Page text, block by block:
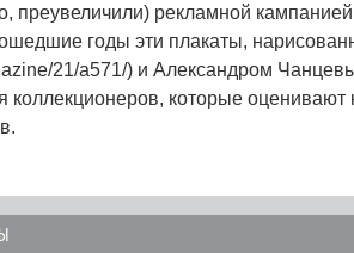
преувеличили) рекламной
годы эти плакаты,
21/a571/) и Александром
коллекционеров, которые оценивают